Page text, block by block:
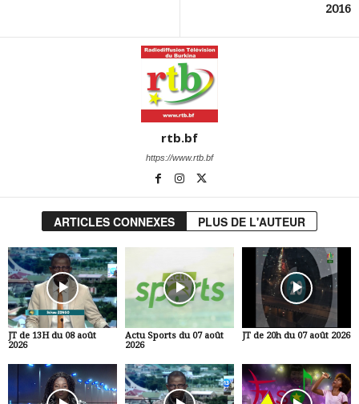
2016
rtb.bf
https://www.rtb.bf
ARTICLES CONNEXES PLUS DE L'AUTEUR
JT de 13H du 08 août
2026
Actu Sports du 07 août
2026
JT de 20h du 07 août 2026